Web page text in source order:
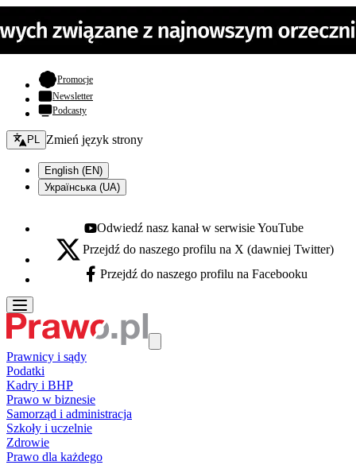
Promocje- otwiera się w nowej karcie
Newsletter
Podcasty
Zmień język - bieżący:
PL Zmień język strony
English (EN)
Українська (UA)
Youtube - otwiera się w nowej karcie
Odwiedź nasz kanał w serwisie YouTube
X - otwiera się w nowej karcie
Przejdź do naszego profilu na X (dawniej Twitter)
Facebook - otwiera się w nowej karcie
Przejdź do naszego profilu na Facebooku
Prawnicy i sądy
Podatki
Kadry i BHP
Prawo w biznesie
Samorząd i administracja
Szkoły i uczelnie
Zdrowie
Prawo dla każdego